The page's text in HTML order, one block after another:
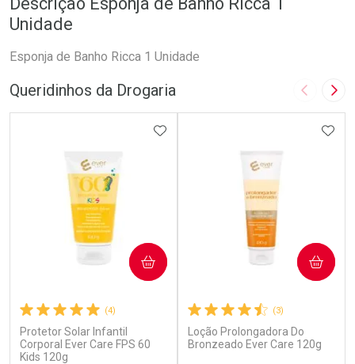
Unidade
Esponja de Banho Ricca 1 Unidade
Queridinhos da Drogaria Imagem
(4)
Protetor Solar Infantil
Corporal Ever Care FPS 60
Kids 120g
ADICIONAR AOS FAVORITOS
COMPRAR
(3)
Loção Prolongadora Do
Bronzeado Ever Care 120g
COMPRAR